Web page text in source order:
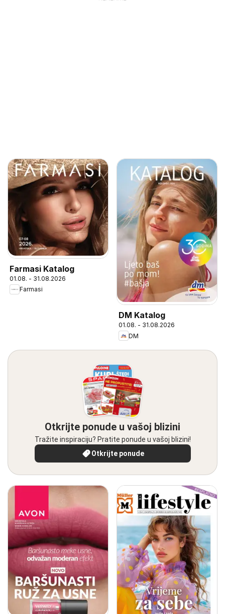
Farmasi Katalog
01.08. - 31.08.2026
Farmasi
DM Katalog
01.08. - 31.08.2026
DM
Otkrijte ponude u vašoj blizini
Tražite inspiraciju? Pratite ponude u vašoj blizini!
Otkrijte ponude